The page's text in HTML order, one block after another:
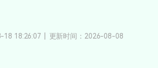
18 18:26:07
更新时间：2026-08-08